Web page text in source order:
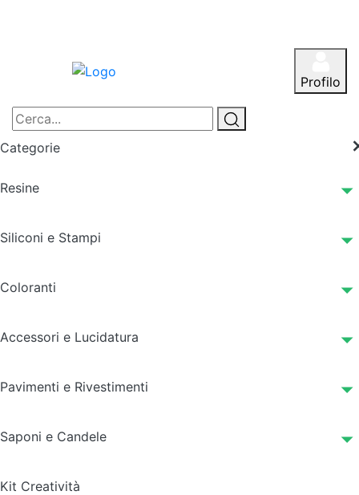
Profilo
Categorie
Resine
Siliconi e Stampi
Coloranti
Accessori e Lucidatura
Pavimenti e Rivestimenti
Saponi e Candele
Kit Creatività